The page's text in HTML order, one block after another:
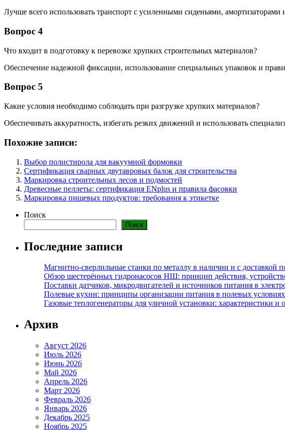
Лучше всего использовать транспорт с усиленными сиденьями,
Вопрос 4
Что входит в подготовку к перевозке хрупких строительных материалов?
Обеспечение надежной фиксации, использование специальных упаковок и
Вопрос 5
Какие условия необходимо соблюдать при разгрузке хрупких материалов?
Обеспечивать аккуратность, избегать резких движений и использовать
Похожие записи:
Выбор полистирола для вакуумной формовки
Сертификация сварных двутавровых балок для строительства
Маркировка строительных лесов и подмостей
Древесные пеллеты: сертификация ENplus и правила фасовки
Маркировка пищевых продуктов: требования к этикетке
Поиск
Поиск
Последние записи
Магнитно-сверлильные станки по металлу в наличии и с доставкой
Обзор шестерённых гидронасосов НШ: принцип действия,
Поставки датчиков, микродвигателей и источников питания в
Полевые кухни: принципы организации питания в полевых условиях
Газовые теплогенераторы для уличной установки: характеристики и
Архив
Август 2026
Июль 2026
Июнь 2026
Май 2026
Апрель 2026
Март 2026
Февраль 2026
Январь 2026
Декабрь 2025
Ноябрь 2025